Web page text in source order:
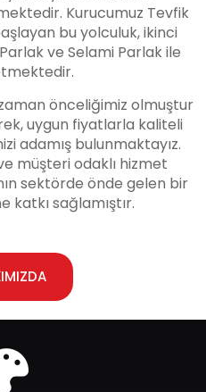
Kurucumuz Tevfik
bu yolculuk, ikinci
ve Selami Parlak ile
önceliğimiz olmuştur
uygun fiyatlarla kaliteli
adamış bulunmaktayız.
müşteri odaklı hizmet
sektörde önde gelen bir
katkı sağlamıştır.